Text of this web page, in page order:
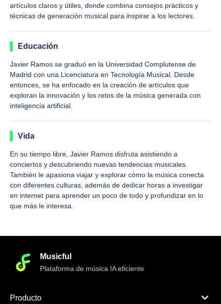
artículos claros y útiles, donde combina consejos prácticos y
técnicas de generación musical para inspirar a los lectores.
Educación
Javier Ramos se graduó en la Universidad Complutense de
Madrid con una Licenciatura en Tecnología Musical. Desde
entonces, se ha enfocado en la creación de artículos que
exploran la innovación y los retos de la música generada con
inteligencia artificial.
Vida
En su tiempo libre, Javier Ramos disfruta asistiendo a
conciertos y descubriendo nuevas tendencias musicales.
También le apasiona viajar y explorar cómo la música conecta
con diferentes culturas, además de dedicar horas a investigar
en internet para aprender un poco de todo y profundizar en lo
que más le interesa.
Musicful
Plataforma de música IA eficiente
Producto